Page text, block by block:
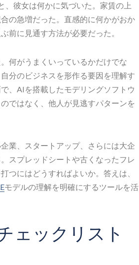
、彼女は何かに気づいた。家賃の上
の急増だった。直感的に何かがおか
前に見通す方法が必要だった。
何がうまくいっているかだけでな
分のビジネスを形作る要因を理解す
、AIを搭載したモデリングソフトウ
ではなく、他人が見逃すパターンを
業、スタートアップ、さらには大企
スプレッドシートや古くなったフレ
つにはどうすればよいか。答えは、
モデルの理解を明確にするツールを活
ェックリスト